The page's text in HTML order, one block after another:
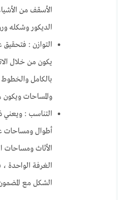
الأسقف من
الديكور وشكله
التوازن :
يكون من خلال
بالكامل والخطوط
والمساحات
التناسب : ويعني
أطوال ومساحات
الأثاث ومساحات
الغرفة الواحدة
الشكل مع